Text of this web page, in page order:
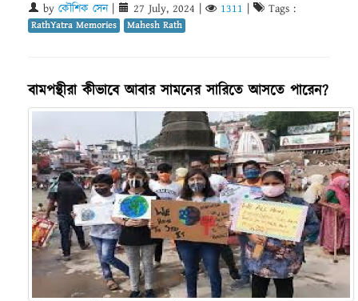
by কৌশিক সেন| 27 July, 2024 1311 Tags :
RathYatra Memories Mahesh Rath
বামপন্থীরা কীভাবে আবার সামনের সারিতে আসতে পারেন?